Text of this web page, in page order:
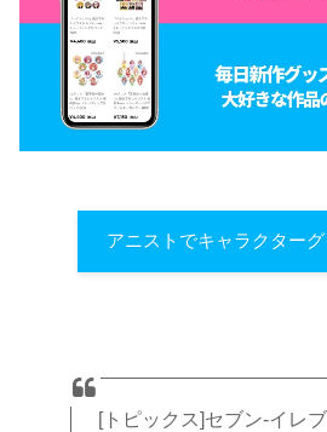
アニストでキャラクター
[トピックス]セブン‐イレ